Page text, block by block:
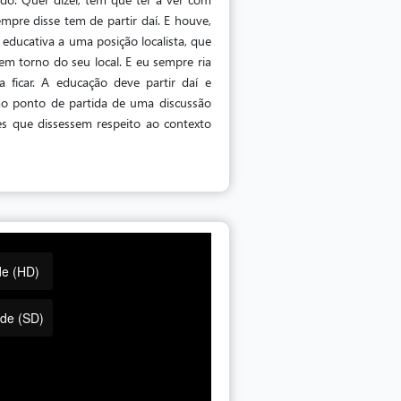
disse tem de partir daí. E houve,
a uma posição localista, que
torno do seu local. E eu sempre ria
ficar. A educação deve partir daí e
ponto de partida de uma discussão
que dissessem respeito ao contexto
(HD)
(SD)